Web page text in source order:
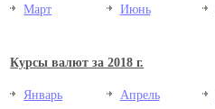
Март
Июнь
Курсы валют за 2018 г.
Январь
Апрель